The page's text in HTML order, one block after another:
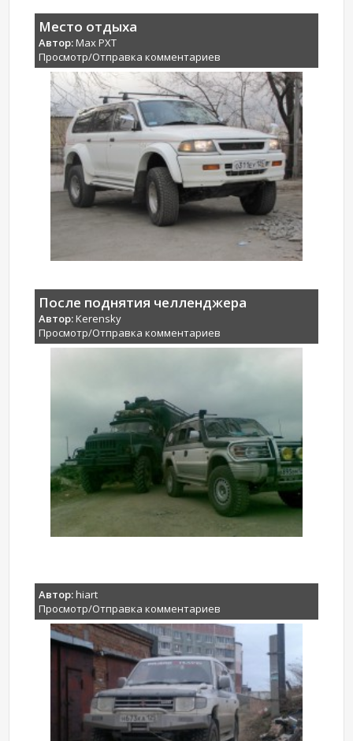
Место отдыха
Автор:Max PXT
Просмотр/Отправка комментариев
После поднятия челленджера
Автор:Kerensky
Просмотр/Отправка комментариев
Автор:hiart
Просмотр/Отправка комментариев